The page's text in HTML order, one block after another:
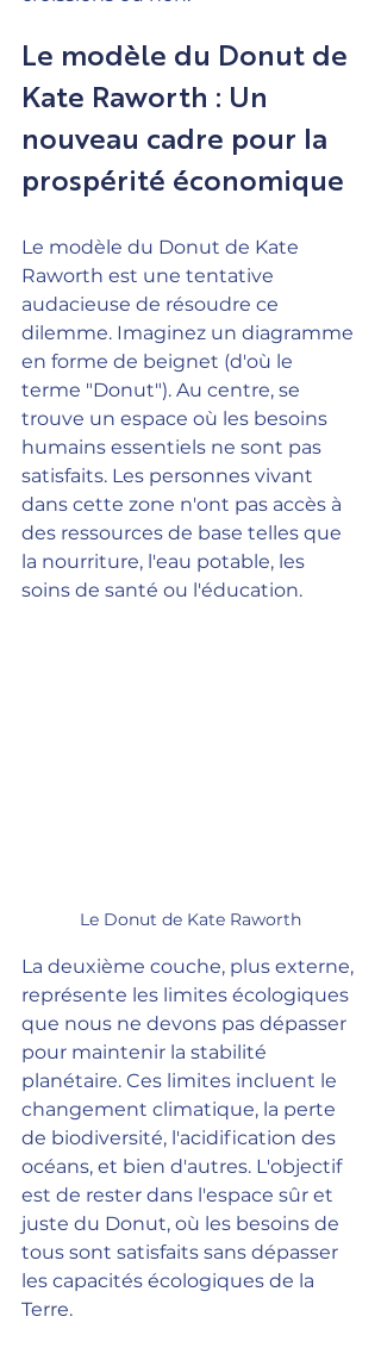
Le modèle du Donut de
Kate Raworth : Un
nouveau cadre pour la
prospérité économique
Le modèle du Donut de Kate
Raworth est une tentative
audacieuse de résoudre ce
dilemme. Imaginez un diagramme
en forme de beignet (d'où le
terme "Donut"). Au centre, se
trouve un espace où les besoins
humains essentiels ne sont pas
satisfaits. Les personnes vivant
dans cette zone n'ont pas accès à
des ressources de base telles que
la nourriture, l'eau potable, les
soins de santé ou l'éducation.
Le Donut de Kate Raworth
La deuxième couche, plus externe,
représente les limites écologiques
que nous ne devons pas dépasser
pour maintenir la stabilité
planétaire. Ces limites incluent le
changement climatique, la perte
de biodiversité, l'acidification des
océans, et bien d'autres. L'objectif
est de rester dans l'espace sûr et
juste du Donut, où les besoins de
tous sont satisfaits sans dépasser
les capacités écologiques de la
Terre.